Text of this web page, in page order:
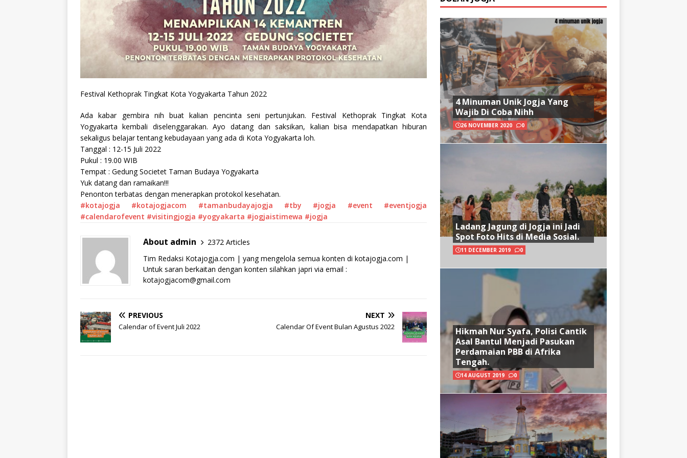
Festival Kethoprak Tingkat Kota Yogyakarta Tahun 2022
Ada kabar gembira nih buat kalian pencinta seni pertunjukan. Festival Kethoprak Tingkat Kota
Yogyakarta kembali diselenggarakan. Ayo datang dan saksikan, kalian bisa mendapatkan hiburan
sekaligus belajar tentang kebudayaan yang ada di Kota Yogyakarta loh.
Tanggal : 12-15 Juli 2022
Pukul : 19.00 WIB
Tempat : Gedung Societet Taman Budaya Yogyakarta
Yuk datang dan ramaikan!!!
Penonton terbatas dengan menerapkan protokol kesehatan.
#kotajogja
#kotajogjacom #tamanbudayajogja #tby #jogja #event
#eventjogja
#calendarofevent #visitingjogja #yogyakarta #jogjaistimewa #jogja
About admin
2372 Articles
Tim Redaksi Kotajogja.com | yang mengelola semua konten di kotajogja.com |
Untuk saran berkaitan dengan konten silahkan japri via email :
kotajogjacom@gmail.com
PREVIOUS
Calendar of Event Juli 2022
NEXT
Calendar Of Event Bulan Agustus 2022
4 Minuman Unik Jogja Yang
Wajib Di Coba Nihh
26 NOVEMBER 2020 0
Ladang Jagung di Jogja ini Jadi
Spot Foto Hits di Media Sosial.
11 DECEMBER 2019 0
Hikmah Nur Syafa, Polisi Cantik
Asal Bantul Menjadi Pasukan
Perdamaian PBB di Afrika
Tengah.
14 AUGUST 2019 0